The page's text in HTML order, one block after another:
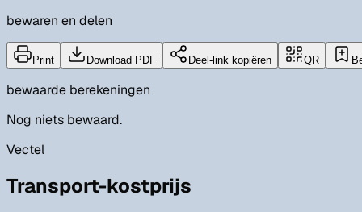
bewaren en delen
Print Download PDF Deel-link kopiëren QR
bewaarde berekeningen
Nog niets bewaard.
Vectel
Transport-kostprijs